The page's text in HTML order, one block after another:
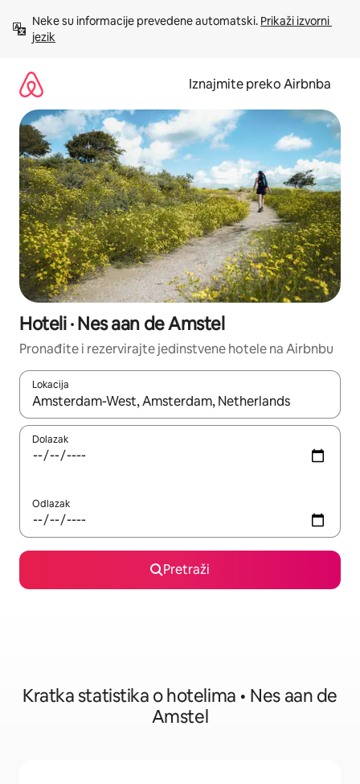
sadržaj
Neke su informacije prevedene automatski. Prikaži izvorni
jezik
Iznajmite preko Airbnba
Hoteli · Nes aan de Amstel
Pronađite i rezervirajte jedinstvene hotele na Airbnbu
Lokacija
Kada budu dostupni rezultati, moći ćete ih pregledati
Dolazak
Odlazak
Pretraži
Kratka statistika o hotelima • Nes aan de
Amstel